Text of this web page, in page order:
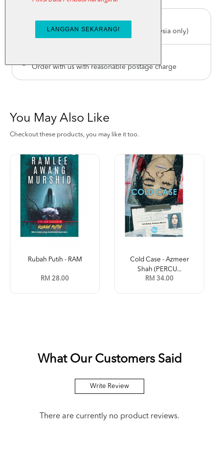
Free Delivery
For order above RM150 (Peninsular Malaysia only)
Order with us with reasonable postage charge
You May Also Like
Checkout these products, you may like it too.
Rubah Putih - RAM
RM 28.00
Cold Case - Azmeer
Shah (PERCU...
RM 34.00
What Our Customers Said
Write Review
There are currently no product reviews.